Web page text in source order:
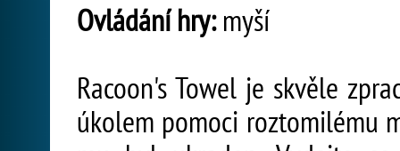
Ovládání hry:myší
Racoon's Towel je skvěle
úkolem pomoci roztomilému